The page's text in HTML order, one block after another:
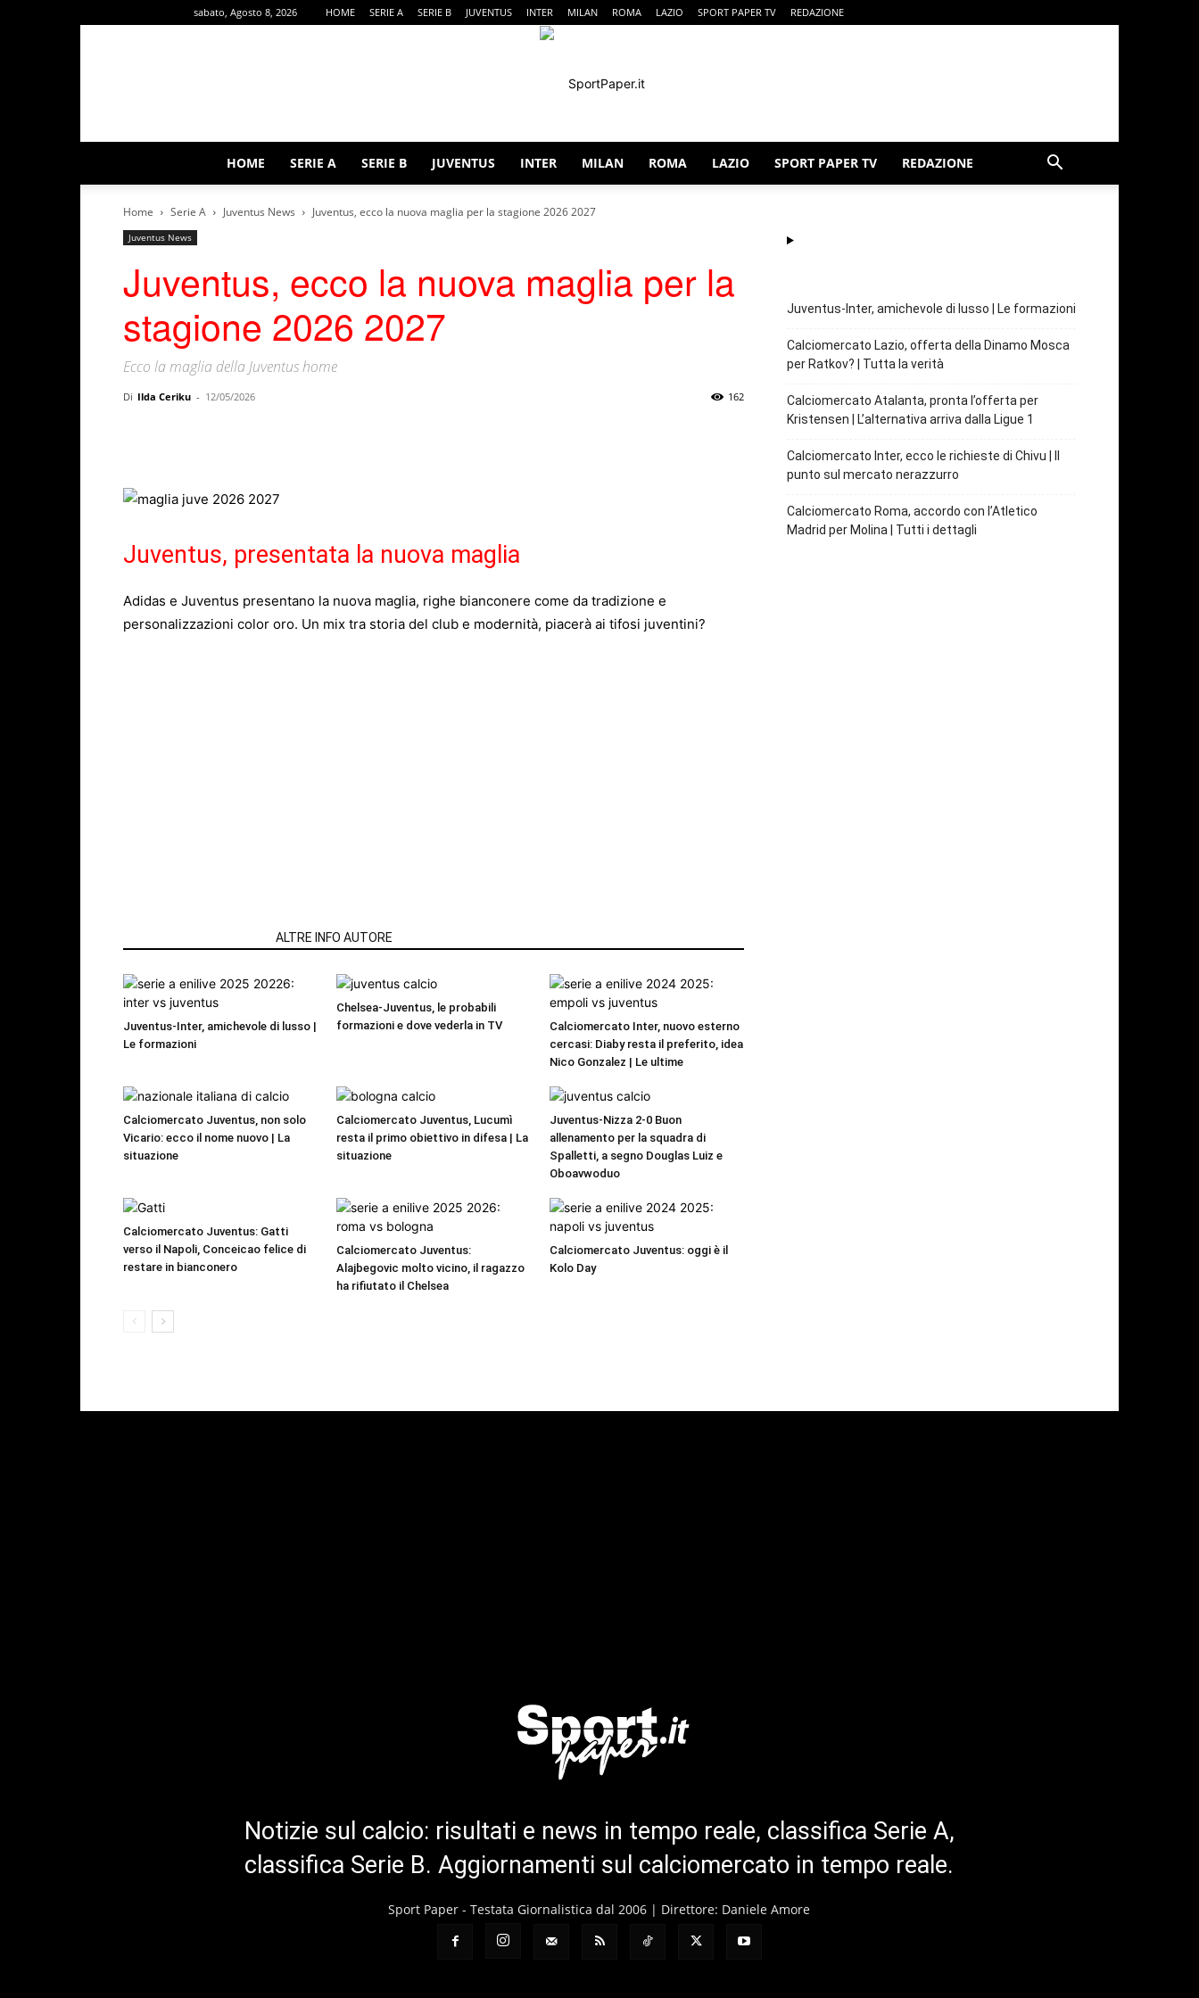
sabato, Agosto 8, 2026 HOME SERIE A SERIE B JUVENTUS INTER MILAN ROMA LAZIO SPORT PAPER TV REDAZIONE
HOME SERIE A SERIE B JUVENTUS INTER MILAN ROMA LAZIO SPORT PAPER TV REDAZIONE
Home Serie A Juventus News Juventus, ecco la nuova maglia per la stagione 2026 2027
Juventus News
Juventus, ecco la nuova maglia per la
stagione 2026 2027
Ecco la maglia della Juventus home
Di Ilda Ceriku - 12/05/2026 162
Juventus, presentata la nuova maglia
Adidas e Juventus presentano la nuova maglia, righe bianconere come da tradizione e
personalizzazioni color oro. Un mix tra storia del club e modernità, piacerà ai tifosi juventini?
ALTRE INFO AUTORE
Juventus-Inter, amichevole di lusso |
Le formazioni
Chelsea-Juventus, le probabili
formazioni e dove vederla in TV
Calciomercato Inter, nuovo esterno
cercasi: Diaby resta il preferito, idea
Nico Gonzalez | Le ultime
Calciomercato Juventus, non solo
Vicario: ecco il nome nuovo | La
situazione
Calciomercato Juventus, Lucumì
resta il primo obiettivo in difesa | La
situazione
Juventus-Nizza 2-0 Buon
allenamento per la squadra di
Spalletti, a segno Douglas Luiz e
Oboavwoduo
Calciomercato Juventus: Gatti
verso il Napoli, Conceicao felice di
restare in bianconero
Calciomercato Juventus:
Alajbegovic molto vicino, il ragazzo
ha rifiutato il Chelsea
Calciomercato Juventus: oggi è il
Kolo Day
Juventus-Inter, amichevole di lusso | Le formazioni
Calciomercato Lazio, offerta della Dinamo Mosca
per Ratkov? | Tutta la verità
Calciomercato Atalanta, pronta l’offerta per
Kristensen | L’alternativa arriva dalla Ligue 1
Calciomercato Inter, ecco le richieste di Chivu | Il
punto sul mercato nerazzurro
Calciomercato Roma, accordo con l’Atletico
Madrid per Molina | Tutti i dettagli
Notizie sul calcio: risultati e news in tempo reale, classifica Serie A,
classifica Serie B. Aggiornamenti sul calciomercato in tempo reale.
Sport Paper - Testata Giornalistica dal 2006 | Direttore: Daniele Amore